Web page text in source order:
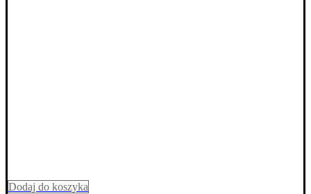
Dodaj do koszyka